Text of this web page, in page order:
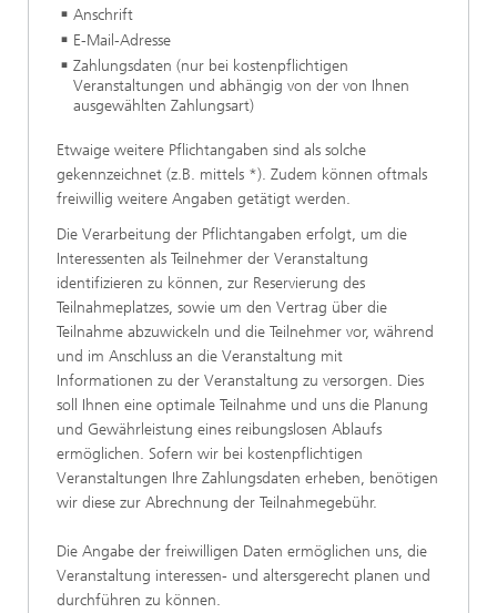
Anschrift
E-Mail-Adresse
Zahlungsdaten (nur bei kostenpflichtigen
Veranstaltungen und abhängig von der von Ihnen
ausgewählten Zahlungsart)
Etwaige weitere Pflichtangaben sind als solche
gekennzeichnet (z.B. mittels *). Zudem können oftmals
freiwillig weitere Angaben getätigt werden.
Die Verarbeitung der Pflichtangaben erfolgt, um die
Interessenten als Teilnehmer der Veranstaltung
identifizieren zu können, zur Reservierung des
Teilnahmeplatzes, sowie um den Vertrag über die
Teilnahme abzuwickeln und die Teilnehmer vor, während
und im Anschluss an die Veranstaltung mit
Informationen zu der Veranstaltung zu versorgen. Dies
soll Ihnen eine optimale Teilnahme und uns die Planung
und Gewährleistung eines reibungslosen Ablaufs
ermöglichen. Sofern wir bei kostenpflichtigen
Veranstaltungen Ihre Zahlungsdaten erheben, benötigen
wir diese zur Abrechnung der Teilnahmegebühr.
Die Angabe der freiwilligen Daten ermöglichen uns, die
Veranstaltung interessen- und altersgerecht planen und
durchführen zu können.